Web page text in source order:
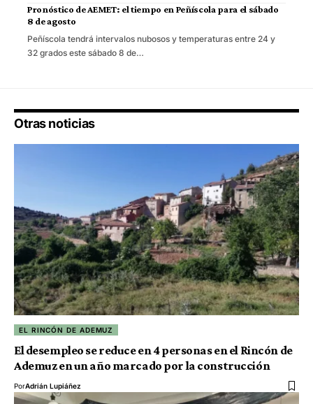
Pronóstico de AEMET: el tiempo en Peñíscola para el sábado
8 de agosto
Peñíscola tendrá intervalos nubosos y temperaturas entre 24 y
32 grados este sábado 8 de…
Otras noticias
EL RINCÓN DE ADEMUZ
El desempleo se reduce en 4 personas en el Rincón de
Ademuz en un año marcado por la construcción
PorAdrián Lupiáñez